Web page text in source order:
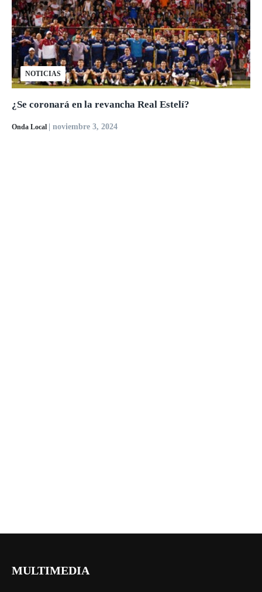
NOTICIAS
¿Se coronará en la revancha Real Estelí?
Onda Local | noviembre 3, 2024
MULTIMEDIA